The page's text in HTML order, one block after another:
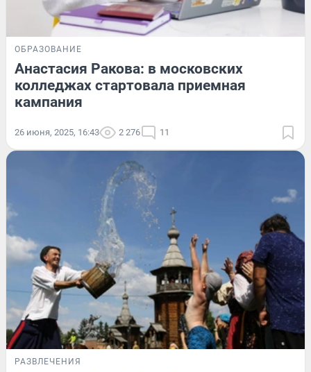
ОБРАЗОВАНИЕ
Анастасия Ракова: в московских
колледжах стартовала приемная
кампания
26 июня, 2025, 16:43 2 276 11
РАЗВЛЕЧЕНИЯ